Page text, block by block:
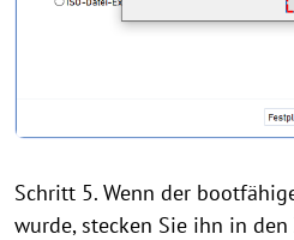
Schritt 5. Wenn der
wurde, stecken Sie ihn in